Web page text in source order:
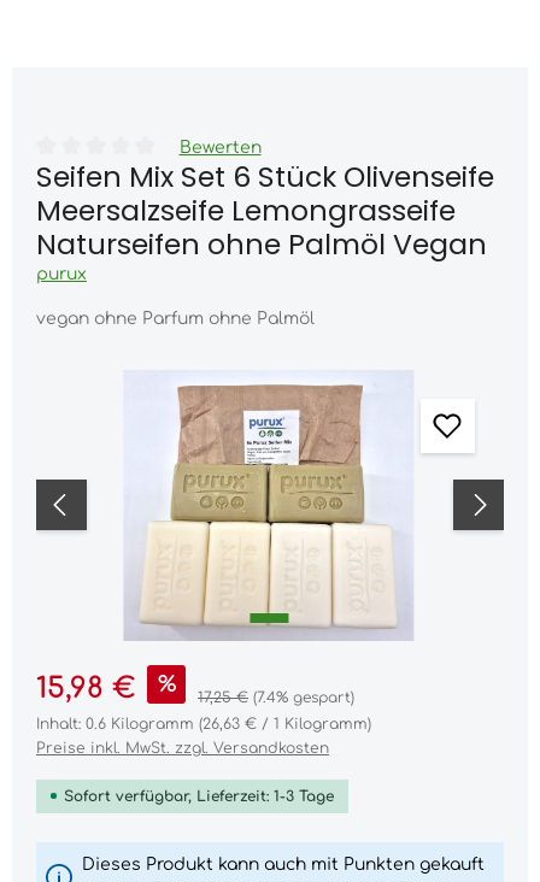
Durchschnittliche Bewertung von 0 von 5 Sternen
Bewerten
Seifen Mix Set 6 Stück Olivenseife
Meersalzseife Lemongrasseife
Naturseifen ohne Palmöl Vegan
purux
vegan ohne Parfum ohne Palmöl
Bildergalerie überspringen
15,98 € % Regulärer Preis:
17,25 € (7.4% gespart)
Inhalt: 0.6 Kilogramm (26,63 € / 1 Kilogramm)
Preise inkl. MwSt. zzgl. Versandkosten
Sofort verfügbar, Lieferzeit: 1-3 Tage
Dieses Produkt kann auch mit Punkten gekauft